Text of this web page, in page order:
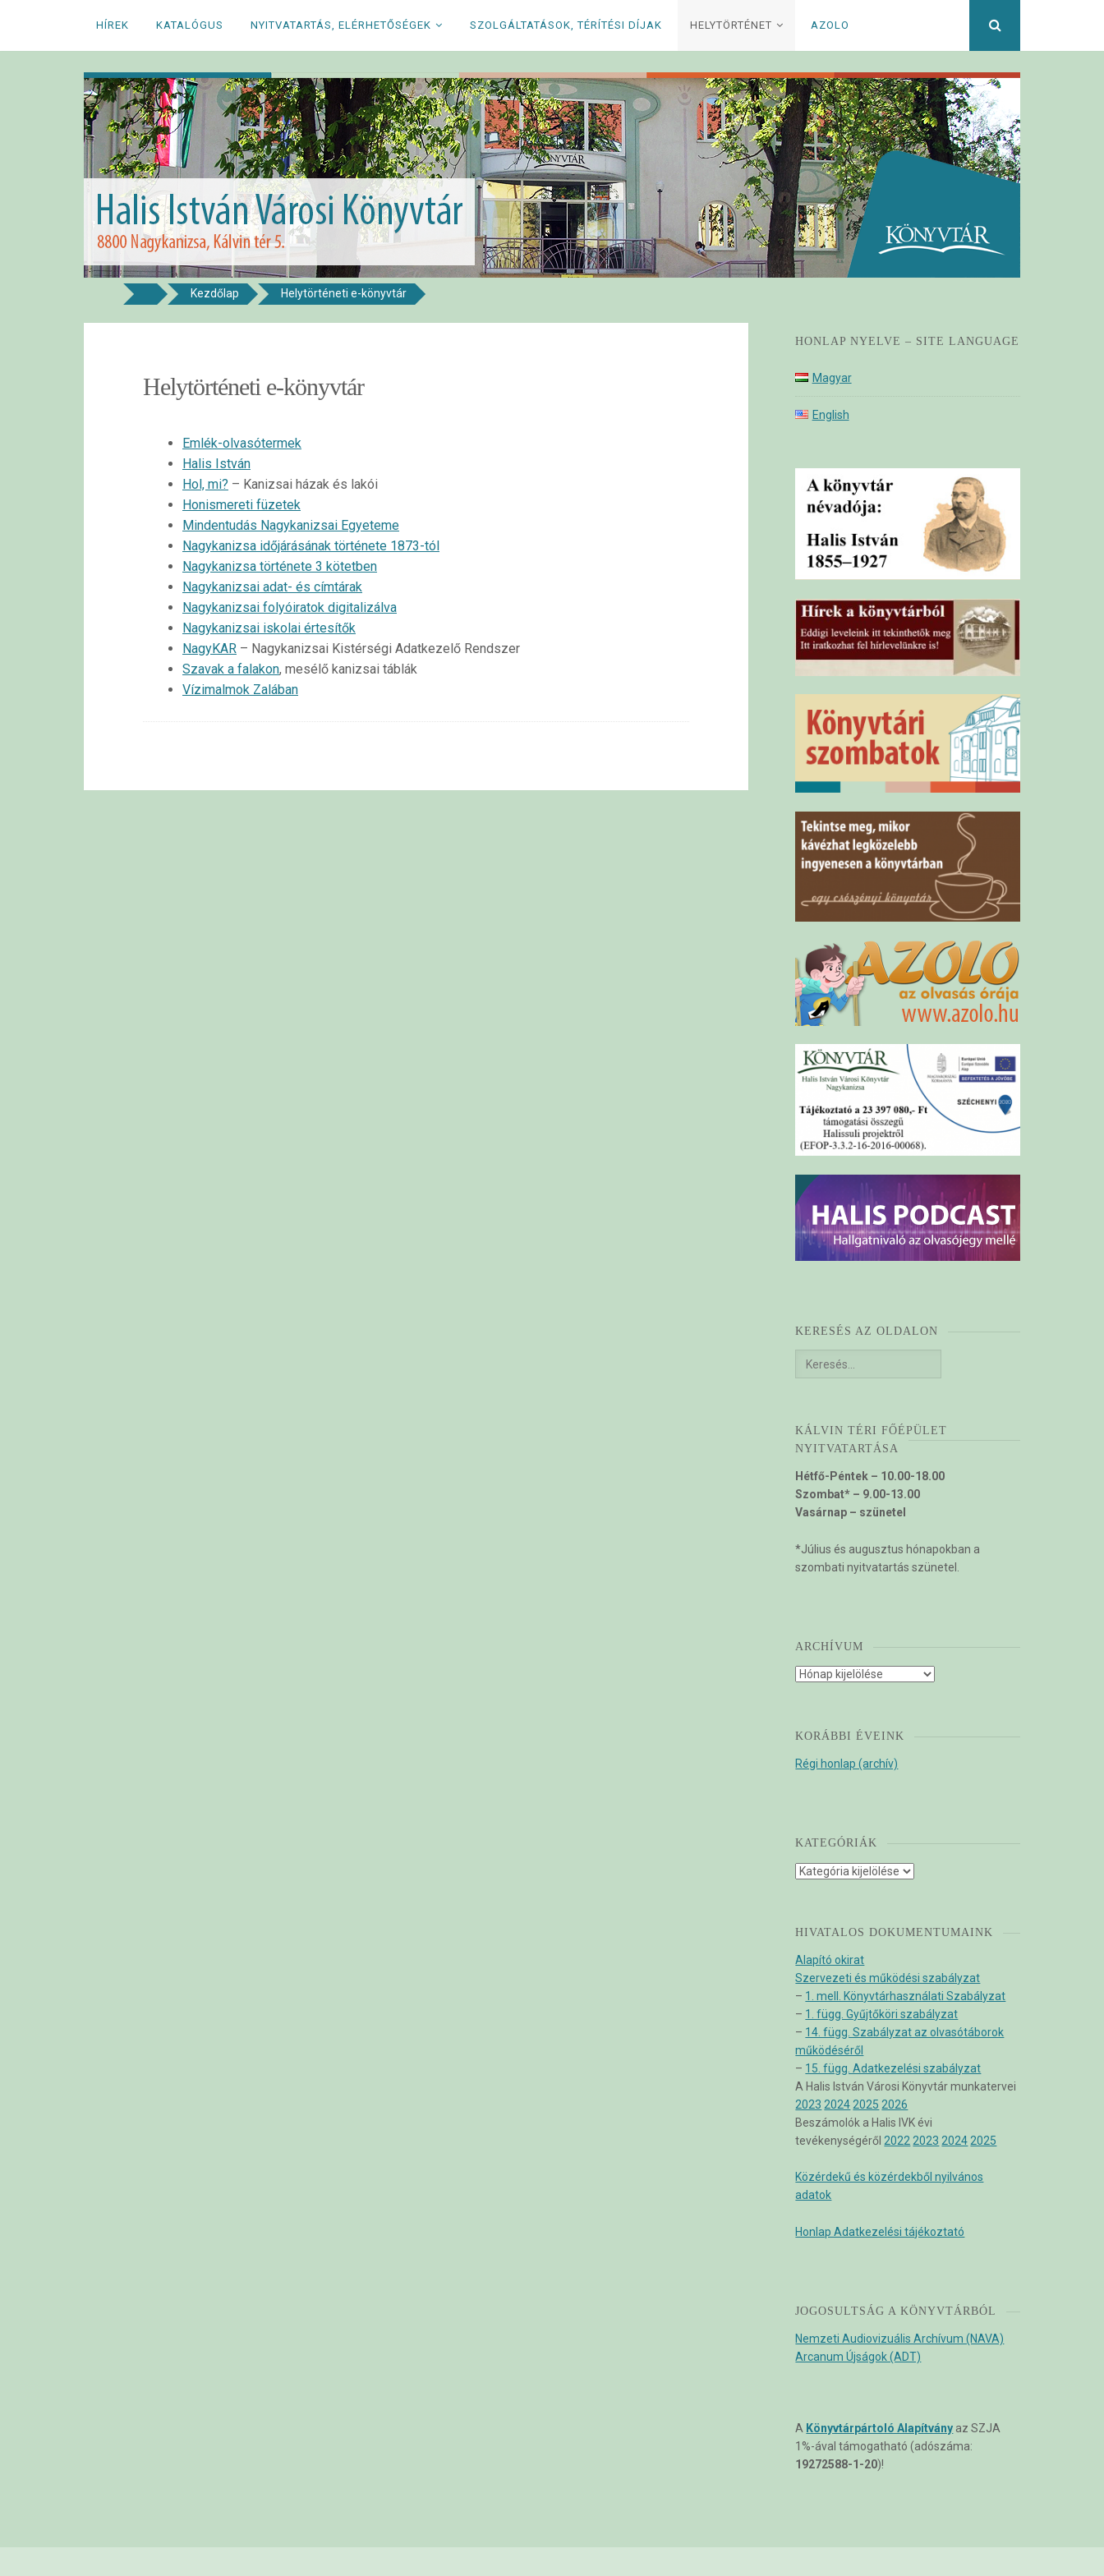
HÍREK KATALÓGUS NYITVATARTÁS, ELÉRHETŐSÉGEK SZOLGÁLTATÁSOK, TÉRÍTÉSI DÍJAK HELYTÖRTÉNET AZOLO
Halis István Városi Könyvtár
Kezdőlap Helytörténeti e-könyvtár
Helytörténeti e-könyvtár
Emlék-olvasótermek
Halis István
Hol, mi? – Kanizsai házak és lakói
Honismereti füzetek
Mindentudás Nagykanizsai Egyeteme
Nagykanizsa időjárásának története 1873-tól
Nagykanizsa története 3 kötetben
Nagykanizsai adat- és címtárak
Nagykanizsai folyóiratok digitalizálva
Nagykanizsai iskolai értesítők
NagyKAR – Nagykanizsai Kistérségi Adatkezelő Rendszer
Szavak a falakon, mesélő kanizsai táblák
Vízimalmok Zalában
HONLAP NYELVE – SITE LANGUAGE
Magyar
English
KERESÉS AZ OLDALON
Keresés:
KÁLVIN TÉRI FŐÉPÜLET
NYITVATARTÁSA
Hétfő-Péntek – 10.00-18.00
Szombat* – 9.00-13.00
Vasárnap – szünetel
*Július és augusztus hónapokban a
szombati nyitvatartás szünetel.
ARCHÍVUM
Archívum
KORÁBBI ÉVEINK
Régi honlap (archív)
KATEGÓRIÁK
Kategóriák
HIVATALOS DOKUMENTUMAINK
Alapító okirat
Szervezeti és működési szabályzat
– 1. mell. Könyvtárhasználati Szabályzat
– 1. függ. Gyűjtőköri szabályzat
– 14. függ. Szabályzat az olvasótáborok
működéséről
– 15. függ. Adatkezelési szabályzat
A Halis István Városi Könyvtár munkatervei
2023 2024 2025 2026
Beszámolók a Halis IVK évi
tevékenységéről 2022 2023 2024 2025
Közérdekű és közérdekből nyilvános
adatok
Honlap Adatkezelési tájékoztató
JOGOSULTSÁG A KÖNYVTÁRBÓL
Nemzeti Audiovizuális Archívum (NAVA)
Arcanum Újságok (ADT)
A Könyvtárpártoló Alapítvány az SZJA
1%-ával támogatható (adószáma:
19272588-1-20)!